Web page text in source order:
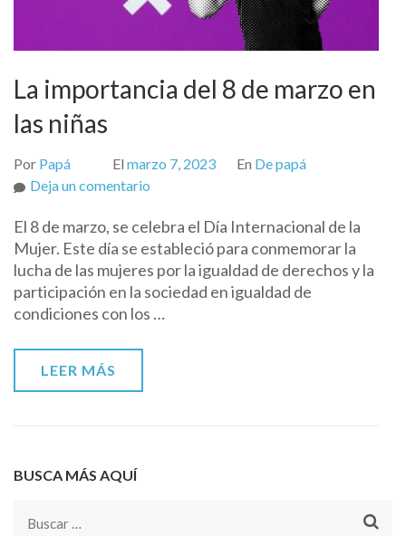
La importancia del 8 de marzo en
las niñas
Por Papá El marzo 7, 2023 En De papá
Deja un comentario
importancia
del
8
de
marzo
El 8 de marzo, se celebra el Día Internacional de la
Mujer. Este día se estableció para conmemorar la
lucha de las mujeres por la igualdad de derechos y la
participación en la sociedad en igualdad de
condiciones con los …
LEER MÁS
BUSCA MÁS AQUÍ
Buscar: